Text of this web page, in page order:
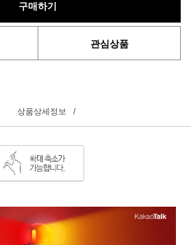
구매하기
관심상품
상품상세정보